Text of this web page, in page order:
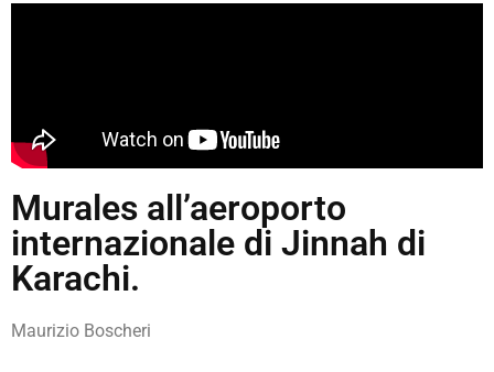
Murales all’aeroporto
internazionale di Jinnah di
Karachi.
Maurizio Boscheri